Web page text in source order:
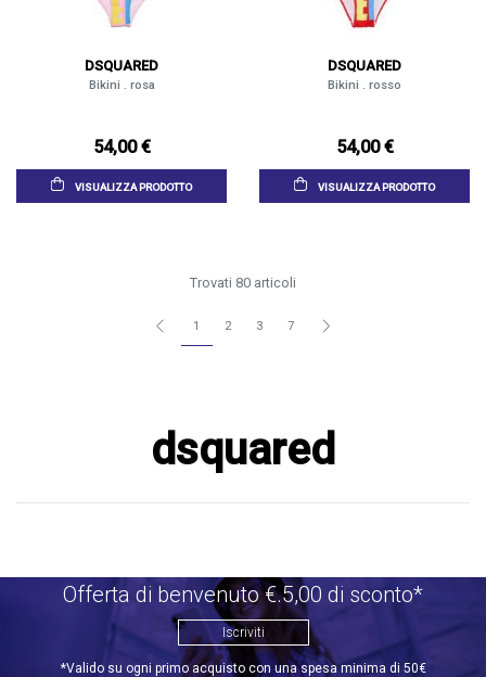
DSQUARED
Bikini . rosa
54,00 €
VISUALIZZA PRODOTTO
DSQUARED
Bikini . rosso
54,00 €
VISUALIZZA PRODOTTO
Trovati 80 articoli
1 2 3 7
dsquared
Offerta di benvenuto €.5,00 di sconto*
Iscriviti
*Valido su ogni primo acquisto con una spesa minima di 50€